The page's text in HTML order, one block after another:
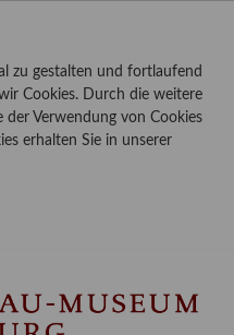
zu gestalten und fortlaufend
Cookies. Durch die weitere
Verwendung von Cookies
erhalten Sie in unserer